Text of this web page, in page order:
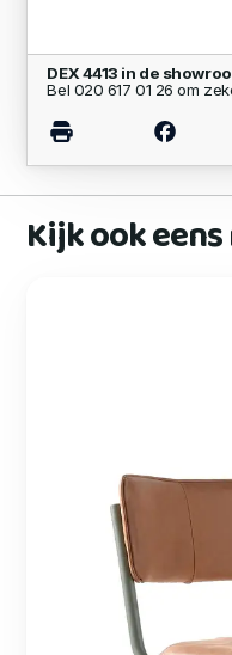
DEX 4413 in de
Bel 020 617 01 26 om
Kijk ook